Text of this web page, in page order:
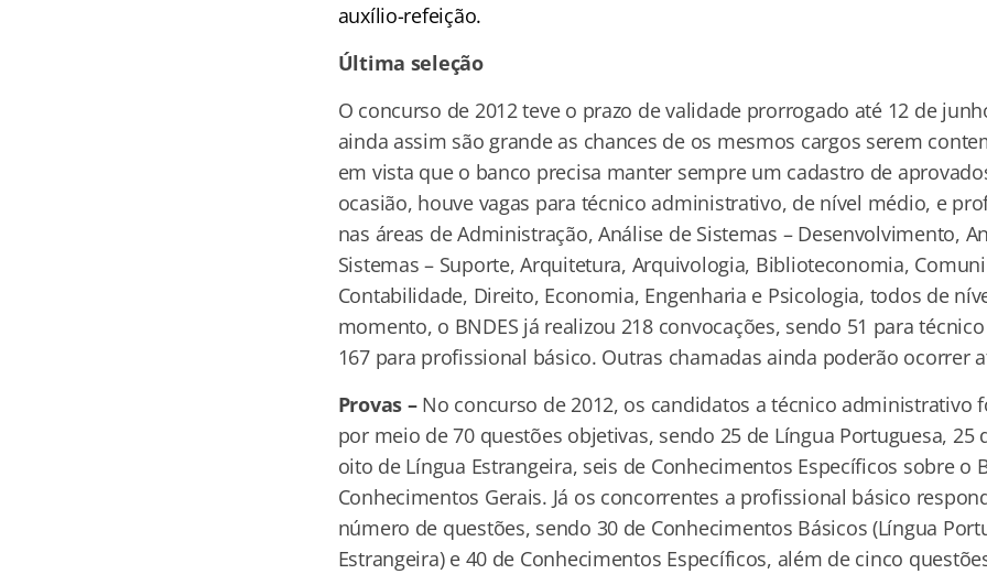
auxílio-refeição.
Última seleção
O concurso de 2012 teve o prazo de validade prorrogado até 12 de
ainda assim são grande as chances de os mesmos cargos serem
em vista que o banco precisa manter sempre um cadastro de
ocasião, houve vagas para técnico administrativo, de nível médio, e
nas áreas de Administração, Análise de Sistemas – Desenvolvimento,
Sistemas – Suporte, Arquitetura, Arquivologia, Biblioteconomia,
Contabilidade, Direito, Economia, Engenharia e Psicologia, todos de
momento, o BNDES já realizou 218 convocações, sendo 51 para
167 para profissional básico. Outras chamadas ainda poderão ocorrer
Provas –No concurso de 2012, os candidatos a técnico administrativo
por meio de 70 questões objetivas, sendo 25 de Língua Portuguesa, 25
oito de Língua Estrangeira, seis de Conhecimentos Específicos sobre o
Conhecimentos Gerais. Já os concorrentes a profissional básico
número de questões, sendo 30 de Conhecimentos Básicos (Língua
Estrangeira) e 40 de Conhecimentos Específicos, além de cinco